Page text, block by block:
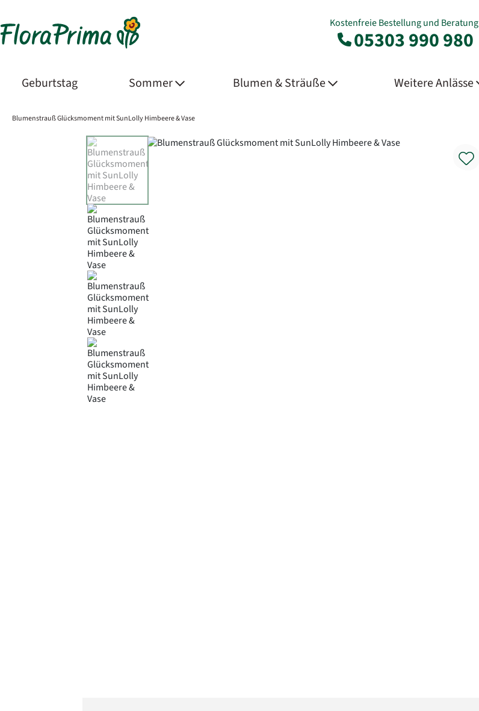
Kostenfreie Bestellung und Beratung
05303 990 980
Geburtstag Sommer Blumen & Sträuße Weitere Anlässe
Blumenstrauß Glücksmoment mit SunLolly Himbeere & Vase
Product Images